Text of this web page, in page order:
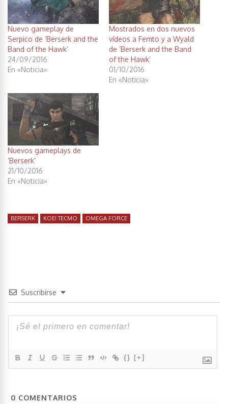
Nuevo gameplay de
Serpico de ‘Berserk and the
Band of the Hawk’
24/09/2016
En «Noticia»
Mostrados en dos nuevos
vídeos a Femto y a Wyald
de ‘Berserk and the Band
of the Hawk’
01/10/2016
En «Noticia»
Nuevos gameplays de
‘Berserk’
21/10/2016
En «Noticia»
BERSERK KOEI TECMO OMEGA FORCE
Suscribirse
{} [+]
0 COMENTARIOS